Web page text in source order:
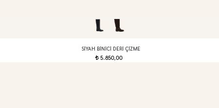
SIYAH BINICI DERI ÇIZME
t 5.850,00